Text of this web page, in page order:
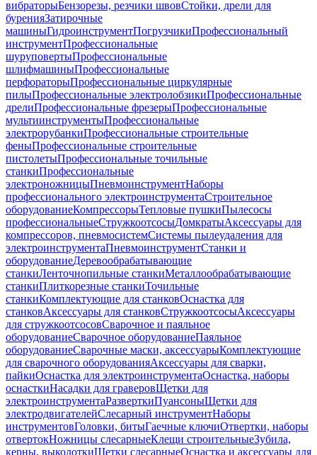
вибраторыБензорезы, резчики швовСтойки, дрели для
буренияЗатирочные
машиныГидроинструментПогрузчикиПрофессиональный
инструментПрофессиональные
шуруповертыПрофессиональные
шлифмашиныПрофессиональные
перфораторыПрофессиональные циркулярные
пилыПрофессиональные электролобзикиПрофессиональные
дрелиПрофессиональные фрезерыПрофессиональные
мультиинструментыПрофессиональные
электрорубанкиПрофессиональные строительные
феныПрофессиональные строительные
пистолетыПрофессиональные точильные
станкиПрофессиональные
электроножницыПневмоинструментНаборы
профессионального электроинструментаСтроительное
оборудованиеКомпрессорыТепловые пушкиПылесосы
профессиональныеСтружкоотсосыДомкратыАксессуары для
компрессоров, пневмосистемСистемы пылеудаления для
электроинструментаПневмоинструментСтанки и
оборудованиеДеревообрабатывающие
станкиЛенточнопильные станкиМеталлообрабатывающие
станкиПлиткорезные станкиТочильные
станкиКомплектующие для станковОснастка для
станковАксессуары для станковСтружкоотсосыАксессуары
для стружкоотсосовСварочное и паяльное
оборудованиеСварочное оборудованиеПаяльное
оборудованиеСварочные маски, аксессуарыКомплектующие
для сварочного оборудованияАксессуары для сварки,
пайкиОснастка для электроинструментаОснастка, наборы
оснасткиНасадки для граверовЩетки для
электроинструментаРазверткиПуансоныЩетки для
электродвигателейСлесарный инструментНаборы
инструментовГоловки, битыГаечные ключиОтвертки, наборы
отвертокНожницы слесарныеКлещи строительныеЗубила,
керны, выколоткиЩетки слесарныеОснастка и аксессуары для